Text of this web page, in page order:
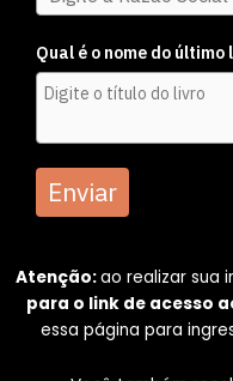
Qual é o nome do
Enviar
Atenção:ao realizar sua
para o link de acesso
essa página para